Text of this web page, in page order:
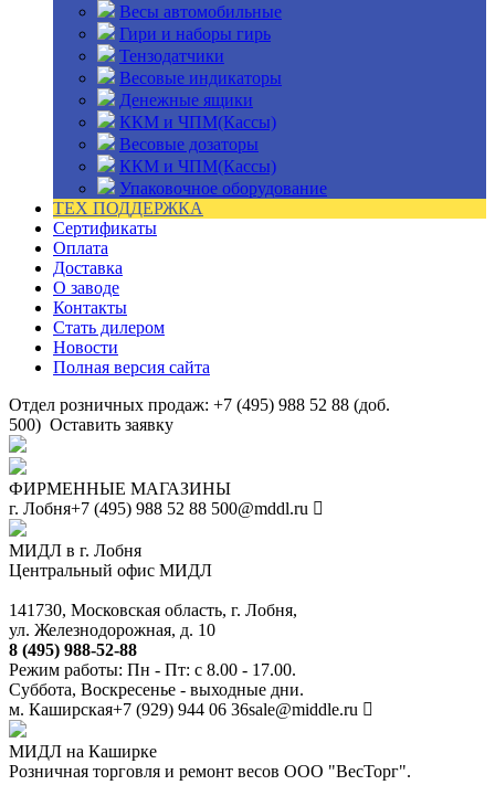
Весы автомобильные
Гири и наборы гирь
Тензодатчики
Весовые индикаторы
Денежные ящики
ККМ и ЧПМ(Кассы)
Весовые дозаторы
ККМ и ЧПМ(Кассы)
Упаковочное оборудование
ТЕХ ПОДДЕРЖКА
Сертификаты
Оплата
Доставка
О заводе
Контакты
Стать дилером
Новости
Полная версия сайта
Отдел розничных продаж: +7 (495) 988 52 88 (доб.
500) Оставить заявку
ФИРМЕННЫЕ МАГАЗИНЫ
г. Лобня+7 (495) 988 52 88 500@mddl.ru
МИДЛ в г. Лобня
Центральный офис МИДЛ
141730, Московская область, г. Лобня,
ул. Железнодорожная, д. 10
8 (495) 988-52-88
Режим работы: Пн - Пт: с 8.00 - 17.00.
Суббота, Воскресенье - выходные дни.
м. Каширская+7 (929) 944 06 36sale@middle.ru
МИДЛ на Каширке
Розничная торговля и ремонт весов ООО "ВесТорг".